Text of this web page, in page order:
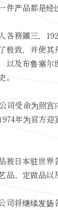
件产品都是经
各務鑛三，
极致，并使
以及布鲁塞
。
司受命为照
年为官方
被日本驻世
品、定做品以
司将继续发扬